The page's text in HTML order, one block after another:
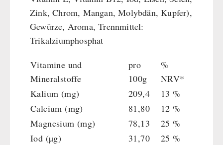
Zink, Chrom, Mangan, Molybdän, Kupfer),
Gewürze, Aroma, Trennmittel:
Trikalziumphosphat
Vitamine und
Mineralstoffe
pro
100g
%
NRV*
Kalium (mg)
209,4
13 %
Calcium (mg)
81,80
12 %
Magnesium (mg)
78,13
25 %
Iod (µg)
31,70
25 %